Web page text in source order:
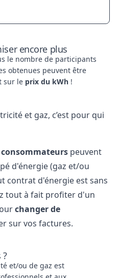
encore plus
le nombre de participants
obtenues peuvent être
sur le prix du kWh !
et gaz, c’est pour qui
peuvent
d'énergie (gaz et/ou
contrat d'énergie est sans
tout à fait profiter d'un
changer de
sur vos factures.
et/ou de gaz est